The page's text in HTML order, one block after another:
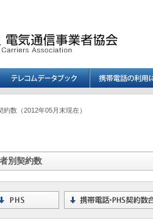
約数（2012年05月末現在）
別契約数